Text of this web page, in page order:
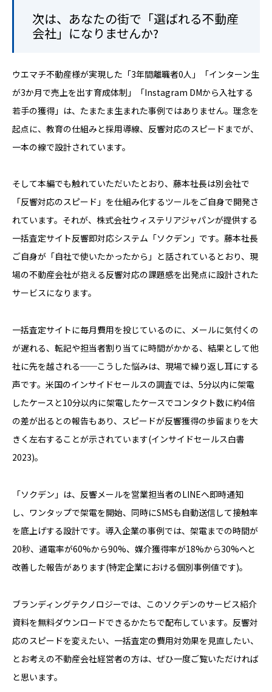
次は、あなたの街で「選ばれる不動産
会社」になりませんか?
ウエマチ不動産様が実現した「3年間離職者0人」「インターン生
が3か月で売上を出す育成体制」「Instagram DMから入社する
若手の獲得」は、たまたま生まれた事例ではありません。理念を
起点に、教育の仕組みと採用導線、反響対応のスピードまでが、
一本の線で設計されています。
そして本編でも触れていただいたとおり、藤本社長は別会社で
「反響対応のスピード」を仕組み化するツールをご自身で開発さ
れています。それが、株式会社ウィステリアジャパンが提供する
一括査定サイト反響即対応システム「ソクデン」です。藤本社長
ご自身が「自社で使いたかったから」と話されているとおり、現
場の不動産会社が抱える反響対応の課題感を出発点に設計された
サービスになります。
一括査定サイトに毎月費用を投じているのに、メールに気付くの
が遅れる、転記や担当者割り当てに時間がかかる、結果として他
社に先を越される──こうした悩みは、現場で繰り返し耳にする
声です。米国のインサイドセールスの調査では、5分以内に架電
したケースと10分以内に架電したケースでコンタクト数に約4倍
の差が出るとの報告もあり、スピードが反響獲得の歩留まりを大
きく左右することが示されています(インサイドセールス白書
2023)。
「ソクデン」は、反響メールを営業担当者のLINEへ即時通知
し、ワンタップで架電を開始、同時にSMSも自動送信して接触率
を底上げする設計です。導入企業の事例では、架電までの時間が
20秒、通電率が60%から90%、媒介獲得率が18%から30%へと
改善した報告があります(特定企業における個別事例値です)。
ブランディングテクノロジーでは、このソクデンのサービス紹介
資料を無料ダウンロードできるかたちで配布しています。反響対
応のスピードを変えたい、一括査定の費用対効果を見直したい、
とお考えの不動産会社経営者の方は、ぜひ一度ご覧いただければ
と思います。